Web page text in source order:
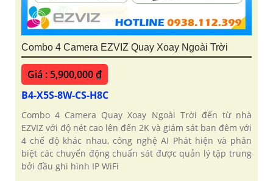
Combo 4 Camera EZVIZ Quay Xoay Ngoài Trời
Giá : 5,900,000 ₫
B4-X5S-8W-CS-H8C
Combo 4 Camera Quay Xoay Ngoài Trời đến từ nhà
EZVIZ với độ nét cao lên đến 2K và giám sát ban đêm với
4 chế độ khác nhau, công nghệ AI Phát hiện và phân
biệt các chuyển động chuẩn sát được quản lý tập trung
bởi đầu ghi hình IP WiFi